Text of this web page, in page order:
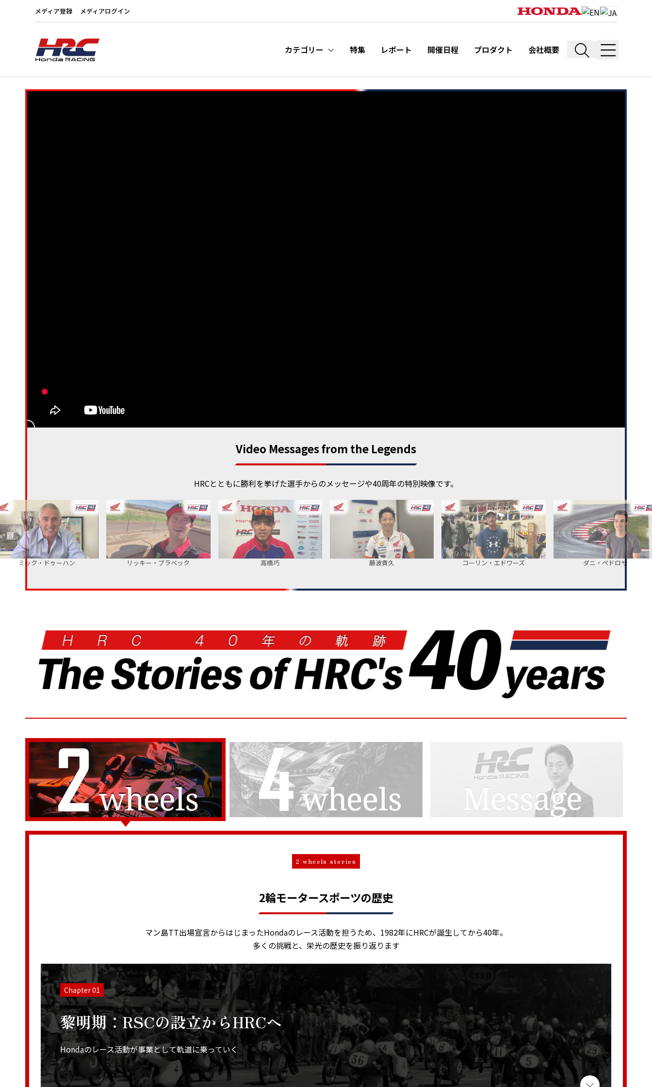
メディア登録 メディアログイン
カテゴリー 特集 レポート 開催日程 プロダクト 会社概要
Video Messages from the Legends
HRCとともに勝利を挙げた選手からのメッセージや40周年の特別映像です。
ミック・ドゥーハン リッキー・ブラベック 高橋巧 藤波貴久 コーリン・エドワーズ ダニ・ペドロサ
2 wheels stories
2輪モータースポーツの歴史
マン島TT出場宣言からはじまったHondaのレース活動を担うため、1982年にHRCが誕生してから40年。
多くの挑戦と、栄光の歴史を振り返ります
Chapter 01
黎明期：RSCの設立からHRCへ
Hondaのレース活動が事業として軌道に乗っていく